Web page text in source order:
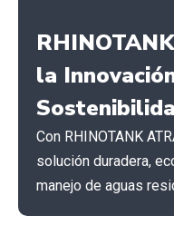
la
Con RHINOTANK
solución duradera,
manejo de aguas